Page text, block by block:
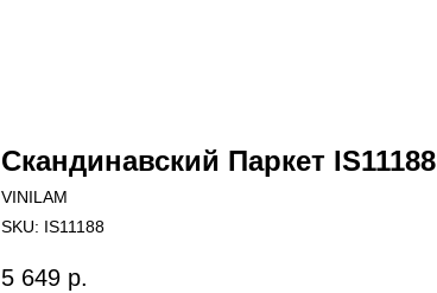
Скандинавский Паркет IS11188
VINILAM
SKU: IS11188
5 649 р.